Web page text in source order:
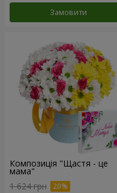
Замовити
Композиція "Щастя - це
мама"
1 624 грн